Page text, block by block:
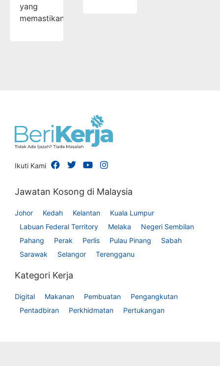
yang
memastikan…
Ikuti Kami
Jawatan Kosong di Malaysia
Johor Kedah Kelantan
Kuala Lumpur
Labuan Federal Territory
Melaka
Negeri Sembilan
Pahang
Perak Perlis Pulau Pinang
Sabah
Sarawak
Selangor Terengganu
Kategori Kerja
Digital Makanan Pembuatan
Pengangkutan
Pentadbiran
Perkhidmatan Pertukangan